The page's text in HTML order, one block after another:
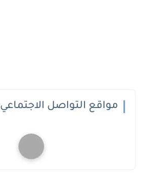
مواقع التواصل الاجتماعي